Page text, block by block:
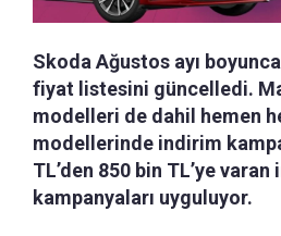
Skoda Ağustos ayı
fiyat listesini güncelledi.
modelleri de dahil hemen
modellerinde indirim
TL’den 850 bin TL’ye
kampanyaları uyguluyor.